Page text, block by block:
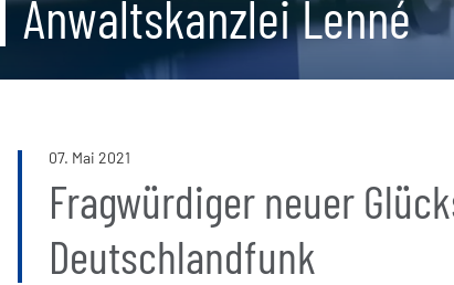
Anwaltskanzlei Lenné
07. Mai 2021
Fragwürdiger neuer
Deutschlandfunk